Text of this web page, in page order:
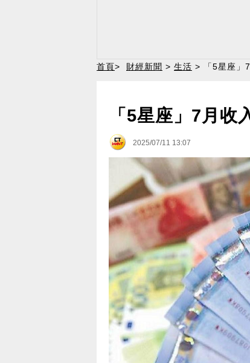
首頁> 財經新聞 > 生活 > 「5星座」
「5星座」7月
2025/07/11 13:07